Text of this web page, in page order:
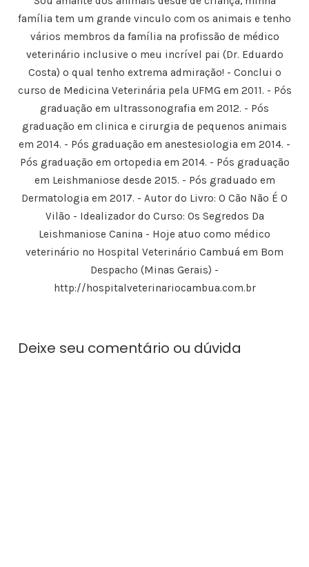
o
F
a
c
e
o
k
(
a
b
m
o
a
a
n
e
l
i
a
m
m
g
o
a
b
r
e
e
n
v
j
a
n
e
l
a
o
w
t
e
(
a
b
r
e
e
n
v
j
n
e
l
a
)
o
i
k
d
n
(
a
b
r
e
e
m
o
a
a
n
e
l
a
)
e
m
n
v
n
e
l
a
)
família tem um grande vinculo com os animais e tenho
vários membros da família na profissão de médico
veterinário inclusive o meu incrível pai (Dr. Eduardo
Costa) o qual tenho extrema admiração! - Conclui o
curso de Medicina Veterinária pela UFMG em 2011. - Pós
graduação em ultrassonografia em 2012. - Pós
graduação em clinica e cirurgia de pequenos animais
em 2014. - Pós graduação em anestesiologia em 2014. -
Pós graduação em ortopedia em 2014. - Pós graduação
em Leishmaniose desde 2015. - Pós graduado em
Dermatologia em 2017. - Autor do Livro: O Cão Não É O
Vilão - Idealizador do Curso: Os Segredos Da
Leishmaniose Canina - Hoje atuo como médico
veterinário no Hospital Veterinário Cambuá em Bom
Despacho (Minas Gerais) -
http://hospitalveterinariocambua.com.br
Deixe seu comentário ou dúvida